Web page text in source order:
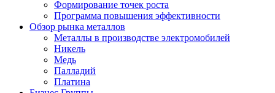
Формирование точек роста
Программа повышения эффективности
Обзор рынка металлов
Металлы в производстве электромобилей
Никель
Медь
Палладий
Платина